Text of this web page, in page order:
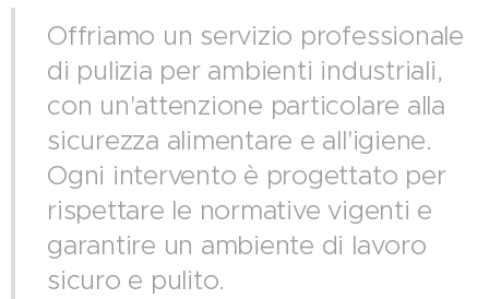
Offriamo un servizio professionale
di pulizia per ambienti industriali,
con un'attenzione particolare alla
sicurezza alimentare e all'igiene.
Ogni intervento è progettato per
rispettare le normative vigenti e
garantire un ambiente di lavoro
sicuro e pulito.